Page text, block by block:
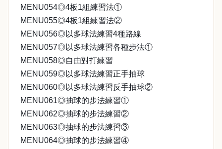
MENU054◎4板1組練習法①
MENU055◎4板1組練習法②
MENU056◎以多球法練習4種路線
MENU057◎以多球法練習各種步法①
MENU058◎自由對打練習
MENU059◎以多球法練習正手抽球
MENU060◎以多球法練習反手抽球②
MENU061◎抽球的步法練習①
MENU062◎抽球的步法練習②
MENU063◎抽球的步法練習③
MENU064◎抽球的步法練習④